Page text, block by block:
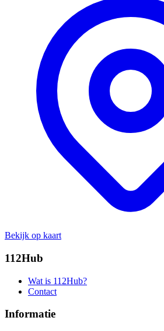
Bekijk op kaart
112Hub
Wat is 112Hub?
Contact
Informatie